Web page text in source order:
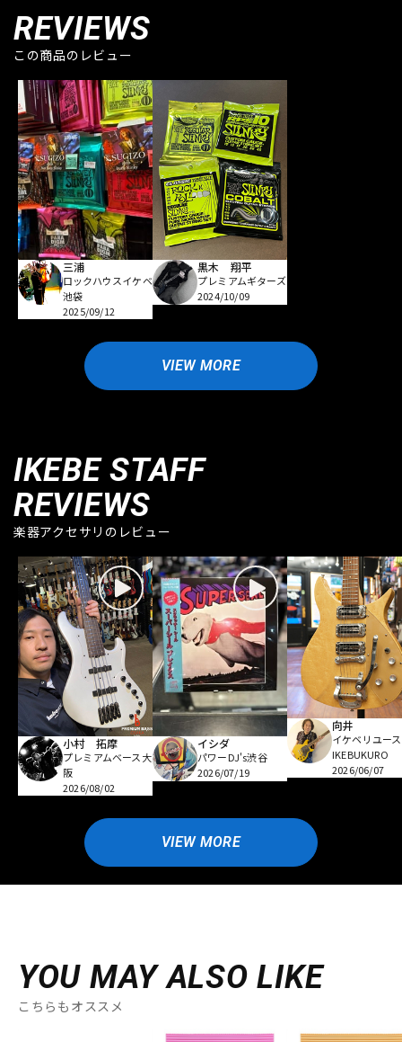
REVIEWS
この商品のレビュー
三浦
ロックハウスイケベ
池袋
2025/09/12
黒木 翔平
プレミアムギターズ
2024/10/09
VIEW MORE
IKEBE STAFF
REVIEWS
楽器アクセサリのレビュー
小村 拓摩
プレミアムベース大
阪
2026/08/02
イシダ
パワーDJ's渋谷
2026/07/19
向井
イケベリユース
IKEBUKURO
2026/06/07
VIEW MORE
YOU MAY ALSO LIKE
こちらもオススメ